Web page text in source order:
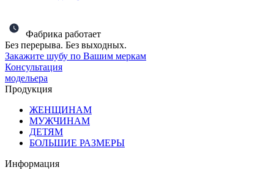
Фабрика работает
Без перерыва. Без выходных.
Закажите шубу по Вашим меркам
Консультация
модельера
Продукция
ЖЕНЩИНАМ
МУЖЧИНАМ
ДЕТЯМ
БОЛЬШИЕ РАЗМЕРЫ
Информация